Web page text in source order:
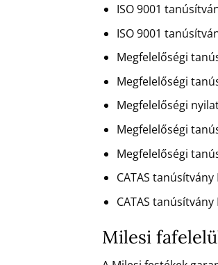
ISO 9001
ISO 9001
Megfelelőségi
Megfelelőségi
Megfelelőségi
Megfelelőségi
Megfelelőségi
CATAS
CATAS
Milesi